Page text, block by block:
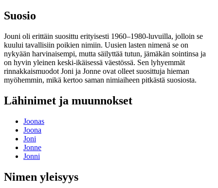
Suosio
Jouni oli erittäin suosittu erityisesti 1960–1980-luvuilla, jolloin se
kuului tavallisiin poikien nimiin. Uusien lasten nimenä se on
nykyään harvinaisempi, mutta säilyttää tutun, jämäkän sointinsa ja
on hyvin yleinen keski-ikäisessä väestössä. Sen lyhyemmät
rinnakkaismuodot Joni ja Jonne ovat olleet suosittuja hieman
myöhemmin, mikä kertoo saman nimiaiheen pitkästä suosiosta.
Lähinimet ja muunnokset
Joonas
Joona
Joni
Jonne
Jonni
Nimen yleisyys